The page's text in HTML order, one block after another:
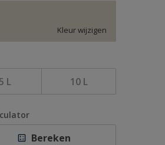
Kleur wijzigen
L 10 L
Bereken